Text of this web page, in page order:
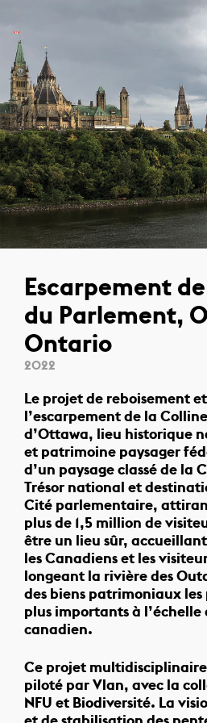
Escarpement
du Parlement,
Ontario
2022
Le projet de reboisement
l’escarpement de la
d’Ottawa, lieu historique
et patrimoine paysager
d’un paysage classé de la
Trésor national et
Cité parlementaire,
plus de 1,5 million de
être un lieu sûr,
les Canadiens et les
longeant la rivière des
des biens patrimoniaux les
plus importants à
canadien.
Ce projet
piloté par Vlan, avec la
NFU et Biodiversité. La